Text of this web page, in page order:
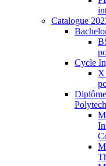
Catalogue
Cycle
X